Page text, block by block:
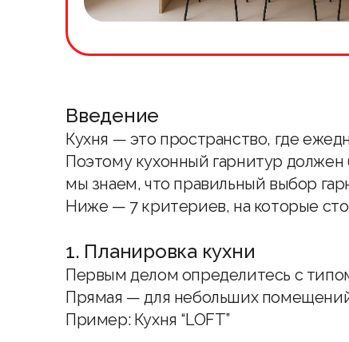
Введение
Кухня — это пространство, где
Поэтому кухонный гарнитур должен
мы знаем, что правильный выбор
Ниже — 7 критериев, на которые
1. Планировка кухни
Первым делом определитесь с
Прямая — для небольших
Пример: Кухня “LOFT”